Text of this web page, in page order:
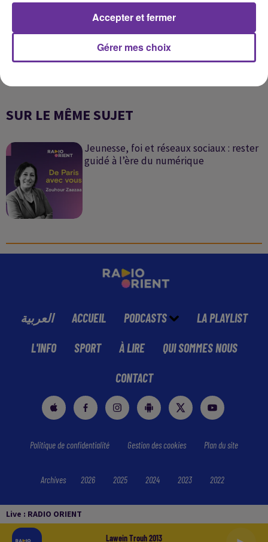
Live : RADIO ORIENT
Lawein Trouh 2013
SUR LE MÊME SUJET
Jeunesse, foi et réseaux sociaux : rester
guidé à l’ère du numérique
العربية ACCUEIL PODCASTS LA PLAYLIST
L'INFO SPORT À LIRE QUI SOMMES NOUS
CONTACT
Politique de confidentialité Gestion des cookies Plan du site
Archives 2026 2025 2024 2023 2022
Gérer mes choix
Accepter et fermer